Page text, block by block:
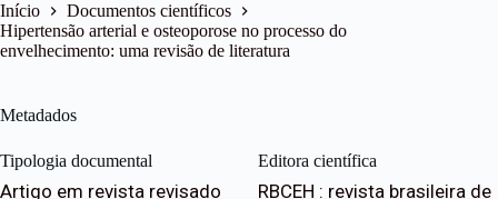
e
ú
d
Início
Documentos científicos
Hipertensão arterial e osteoporose no processo do
envelhecimento: uma revisão de literatura
Metadados
Tipologia documental
Artigo em revista revisado
Editora científica
RBCEH : revista brasileira de